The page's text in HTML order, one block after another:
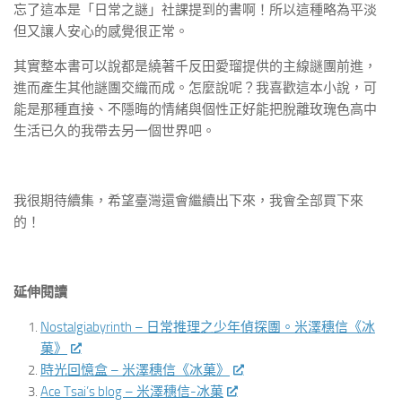
忘了這本是「日常之謎」社課提到的書啊！所以這種略為平淡
但又讓人安心的感覺很正常。
其實整本書可以說都是繞著千反田愛瑠提供的主線謎團前進，
進而產生其他謎團交織而成。怎麼說呢？我喜歡這本小說，可
能是那種直接、不隱晦的情緒與個性正好能把脫離玫瑰色高中
生活已久的我帶去另一個世界吧。
我很期待續集，希望臺灣還會繼續出下來，我會全部買下來
的！
延伸閱讀
Nostalgiabyrinth – 日常推理之少年偵探團。米澤穗信《冰
菓》
時光回憶盒 – 米澤穗信《冰菓》
Ace Tsai’s blog – 米澤穗信-冰菓